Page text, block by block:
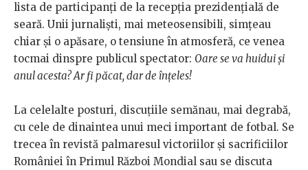
lista de participanți de la recepția prezidențială de
seară. Unii jurnaliști, mai meteosensibili, simțeau
chiar și o apăsare, o tensiune în atmosferă, ce venea
tocmai dinspre publicul spectator: Oare se va huidui și
anul acesta? Ar fi păcat, dar de înțeles!
La celelalte posturi, discuțiile semănau, mai degrabă,
cu cele de dinaintea unui meci important de fotbal. Se
trecea în revistă palmaresul victoriilor și sacrificiilor
României în Primul Război Mondial sau se discuta